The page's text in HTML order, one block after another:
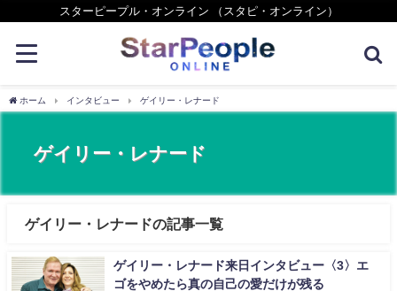
スターピープル・オンライン （スタピ・オンライン）
ホーム インタビュー ゲイリー・レナード
ゲイリー・レナード
ゲイリー・レナードの記事一覧
ゲイリー・レナード来日インタビュー〈3〉エ
ゴをやめたら真の自己の愛だけが残る